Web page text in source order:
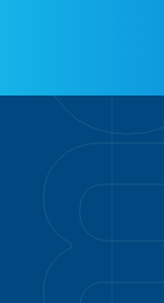
conteúdo